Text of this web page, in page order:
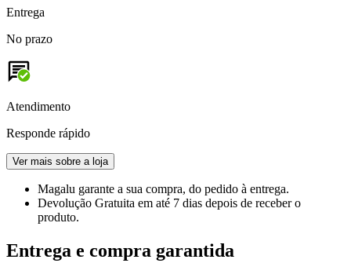
Entrega
No prazo
Atendimento
Responde rápido
Ver mais sobre a loja
Magalu garante a sua compra, do pedido à entrega.
Devolução Gratuita em até 7 dias depois de receber o
produto.
Entrega e compra garantida